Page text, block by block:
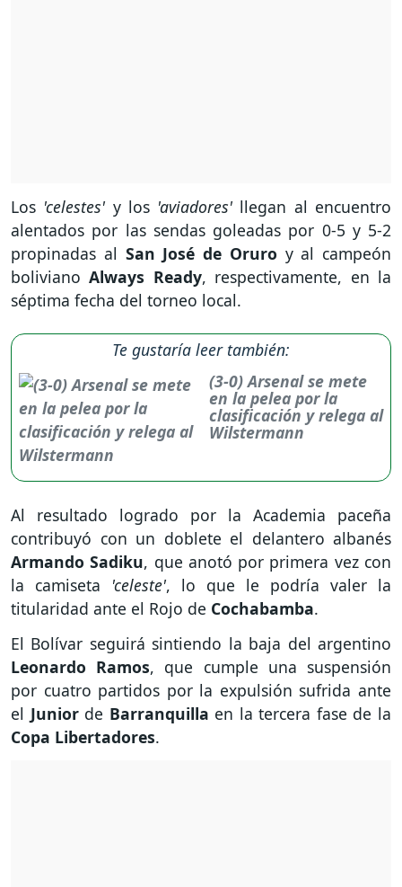
Los 'celestes' y los'aviadores' llegan al encuentro
alentados por las sendas goleadas por 0-5 y 5-2
propinadas al San José de Oruro y al campeón
bolivianoAlways Ready, respectivamente, en la
séptima fecha del torneo local.
Te gustaría leer también:
(3-0) Arsenal se mete
en la pelea por la
clasificación y relega al
Wilstermann
Al resultado logrado por la Academia paceña
contribuyó con un doblete el delantero albanés
Armando Sadiku, que anotó por primera vez con
la camiseta 'celeste', lo que le podría valer la
titularidad ante el Rojo de Cochabamba.
El Bolívar seguirá sintiendo la baja del argentino
Leonardo Ramos, que cumple una suspensión
por cuatro partidos por la expulsión sufrida ante
el Junior de Barranquilla en la tercera fase de la
Copa Libertadores.